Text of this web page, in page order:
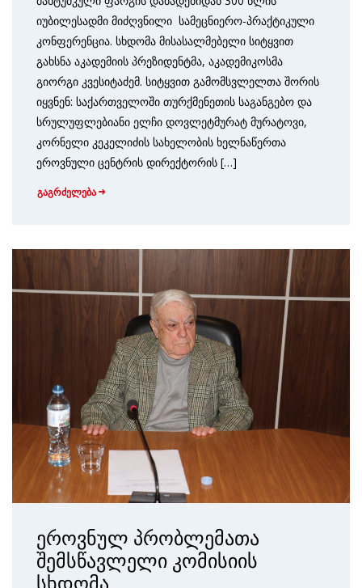
იუბილესადმი მიძღვნილი სამეცნიერო-პრაქტიკული
კონფერენცია. სხდომა მისასალმებელი სიტყვით
გახსნა აკადემიის პრეზიდენტმა, აკადემიკოსმა
გიორგი კვესიტაძემ. სიტყვით გამომსვლელთა შორის
იყვნენ: საქართველოში თურქმენეთის საგანგებო და
სრულუფლებიანი ელჩი დოვლეტმურატ მურატოვი,
კორნელი კეკელიძის სახელობის ხელნაწერთა
ეროვნული ცენტრის დირექტორის […]
გაგრძელება
ეროვნულ პრობლემათა
შემსწავლელი კომისიის
სხდომა